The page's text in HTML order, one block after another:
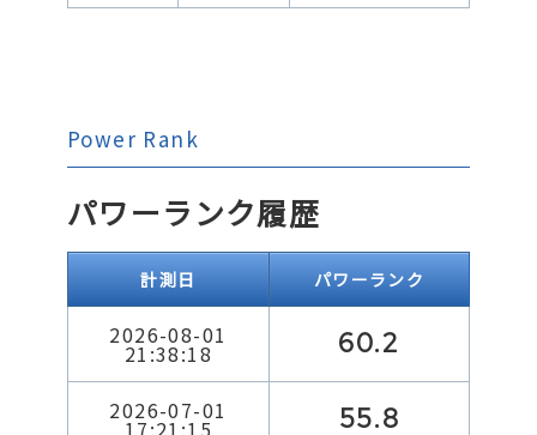
Power Rank
パワーランク履歴
計測日 パワーランク
2026-08-01
21:38:18 60.2
2026-07-01
17:21:15 55.8